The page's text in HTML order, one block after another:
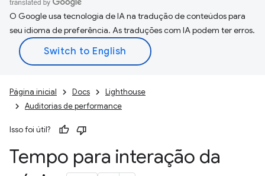
O Google usa tecnologia de IA na tradução de conteúdos para
seu idioma de preferência. As traduções com IA podem ter erros.
Página inicial Docs
Lighthouse
Auditorias de performance
Isso foi útil?
Tempo para interação da